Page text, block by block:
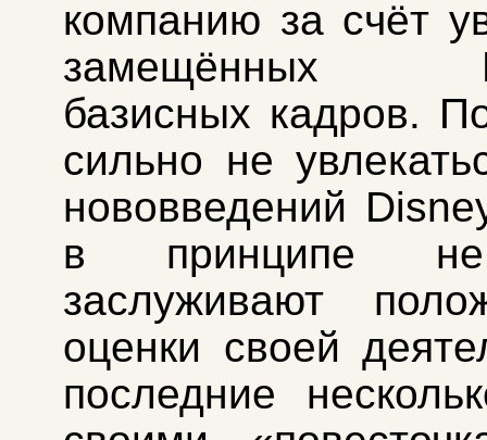
компанию за счёт
замещённых
базисных кадров.
сильно не
нововведений
в принципе
заслуживают
оценки своей
последние